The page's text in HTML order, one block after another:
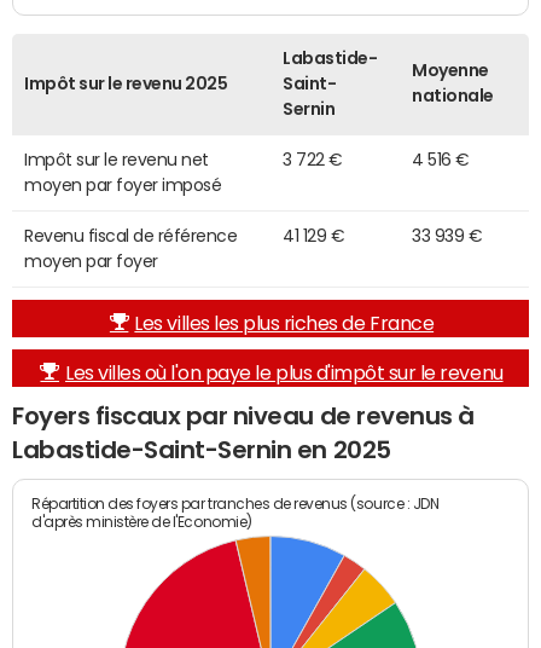
Impôt sur le revenu 2025
Labastide-
Saint-
Sernin
Moyenne
nationale
Impôt sur le revenu net
moyen par foyer imposé
3 722 € 4 516 €
Revenu fiscal de référence
moyen par foyer
41 129 € 33 939 €
Les villes les plus riches de France
Les villes où l'on paye le plus d'impôt sur le revenu
Foyers fiscaux par niveau de revenus à
Labastide-Saint-Sernin en 2025
Répartition des foyers par tranches de revenus (source : JDN
d'après ministère de l'Economie)